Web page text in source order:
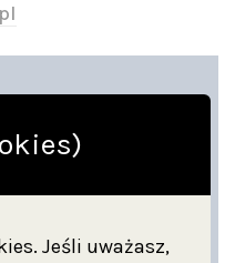
Jeśli uważasz,